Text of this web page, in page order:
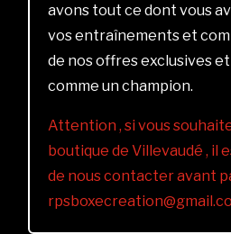
avons tout ce dont vous
vos entraînements et
de nos offres exclusives
comme un champion.
Attention , si vous
boutique de Villevaudé , il
de nous contacter avant